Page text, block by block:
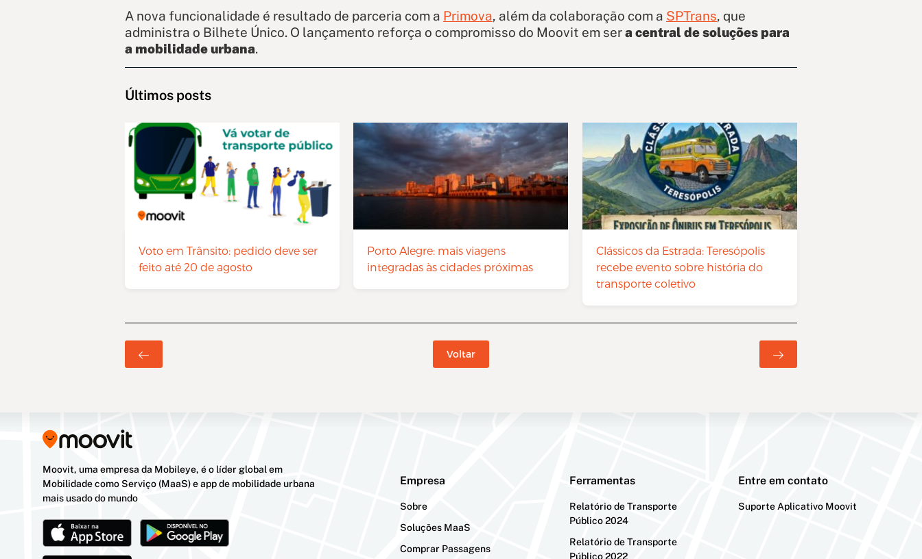
A nova funcionalidade é resultado de parceria com a Primova, além da colaboração com a SPTrans, que
administra o Bilhete Único. O lançamento reforça o compromisso do Moovit em sera central de soluções para
a mobilidade urbana.
Últimos posts
Voto em Trânsito: pedido deve ser
feito até 20 de agosto
Porto Alegre: mais viagens
integradas às cidades próximas
Clássicos da Estrada: Teresópolis
recebe evento sobre história do
transporte coletivo
Voltar
Moovit, uma empresa da Mobileye, é o líder global em
Mobilidade como Serviço (MaaS) e app de mobilidade urbana
mais usado do mundo
Empresa
Sobre
Soluções MaaS
Comprar Passagens
Ferramentas
Relatório de Transporte
Público 2024
Relatório de Transporte
Público 2022
Entre em contato
Suporte Aplicativo Moovit